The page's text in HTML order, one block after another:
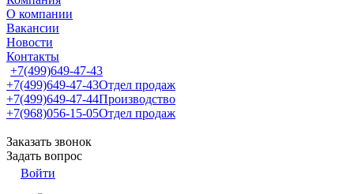
О компании
Вакансии
Новости
Контакты
+7(499)649-47-43
+7(499)649-47-43Отдел продаж
+7(499)649-47-44Производство
+7(968)056-15-05Отдел продаж
Заказать звонок
Задать вопрос
Войти